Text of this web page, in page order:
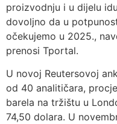
proizvodnju i u dijelu
dovoljno da u
očekujemo u 2025.,
prenosi Tportal.
U novoj Reutersovoj
od 40 analitičara,
barela na tržištu u
74,50 dolara. U